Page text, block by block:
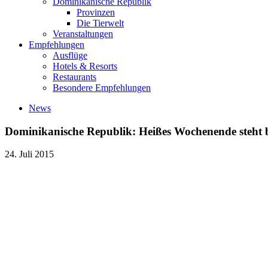
Provinzen
Die Tierwelt
Veranstaltungen
Empfehlungen
Ausflüge
Hotels & Resorts
Restaurants
Besondere Empfehlungen
News
Dominikanische Republik: Heißes Wochenende steht
24. Juli 2015